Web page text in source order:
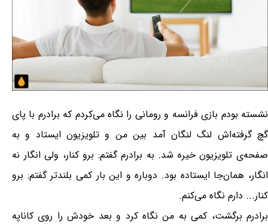
نشسته بودم بازی فرانسه و رومانی را نگاه می‌کردم که برادرم با پای
گچ گرفته‌اش لنگ لنگان آمد بین من و تلویزیون ایستاد و به
صفحه‌ی تلویزیون خیره شد. به برادرم گفتم: برو کنار، ولی انگار نه
انگار، همان‌جا ایستاده بود. دوباره و این بار کمی بلندتر گفتم: برو
کنار... دارم نگاه می‌کنم.
برادرم برگشت، کمی به من نگاه کرد و بعد خودش را روی کاناپه